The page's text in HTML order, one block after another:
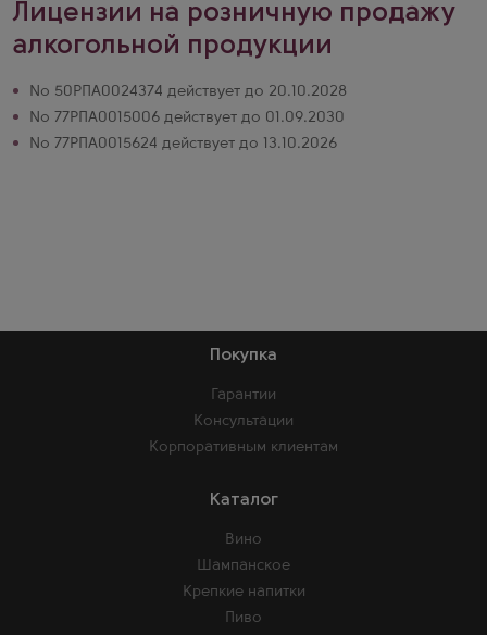
Лицензии на розничную продажу
алкогольной продукции
№ 50РПА0024374 действует до 20.10.2028
№ 77РПА0015006 действует до 01.09.2030
№ 77РПА0015624 действует до 13.10.2026
Покупка
Гарантии
Консультации
Корпоративным клиентам
Каталог
Вино
Шампанское
Крепкие напитки
Пиво